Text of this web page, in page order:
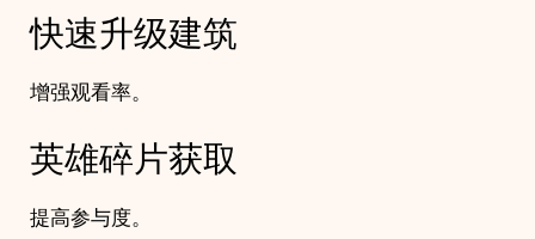
快速升级建筑
增强观看率。
英雄碎片获取
提高参与度。